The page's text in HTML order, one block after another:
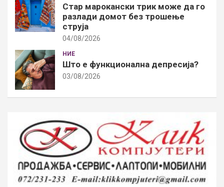
Стар марокански трик може да го
разлади домот без трошење
струја
04/08/2026
НИЕ
Што е функционална депресија?
03/08/2026